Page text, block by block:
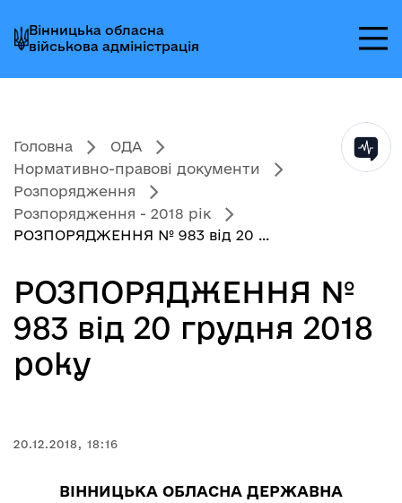
до
головного
меню
до
головного
вмісту
до
головного
колонтитула
Вінницька обласна
військова адміністрація
Головна
ОДА
Нормативно-правові документи
Розпорядження
Розпорядження - 2018 рік
РОЗПОРЯДЖЕННЯ № 983 від 20 ...
РОЗПОРЯДЖЕННЯ №
983 від 20 грудня 2018
року
20.12.2018, 18:16
ВІННИЦЬКА ОБЛАСНА ДЕРЖАВНА